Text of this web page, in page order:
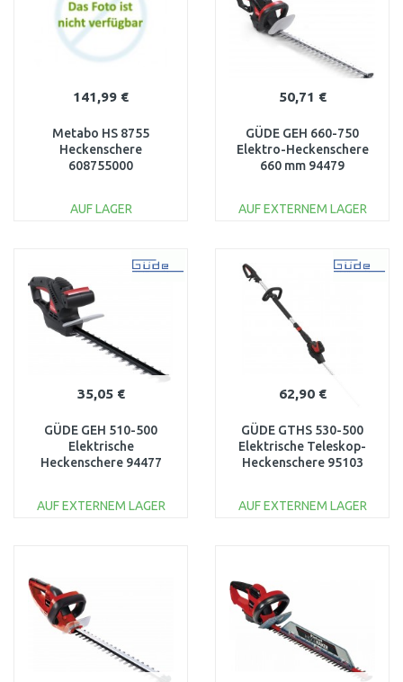
141,99 €
Metabo HS 8755
Heckenschere
608755000
AUF LAGER
Vergleichen
50,71 €
GÜDE GEH 660-750
Elektro-Heckenschere
660 mm 94479
AUF EXTERNEM LAGER
35,05 €
GÜDE GEH 510-500
Elektrische
Heckenschere 94477
AUF EXTERNEM LAGER
62,90 €
GÜDE GTHS 530-500
Elektrische Teleskop-
Heckenschere 95103
AUF EXTERNEM LAGER